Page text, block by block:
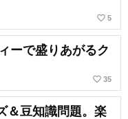
favorite_border 5
ーで盛りあがるク
favorite_border 35
＆豆知識問題。楽